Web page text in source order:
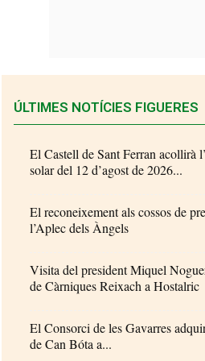
ÚLTIMES NOTÍCIES FIGUERES
El Castell de Sant Ferran acollirà
solar del 12 d’agost de 2026...
El reconeixement als cossos de
l’Aplec dels Àngels
Visita del president Miquel
de Càrniques Reixach a Hostalric
El Consorci de les Gavarres
de Can Bóta a...